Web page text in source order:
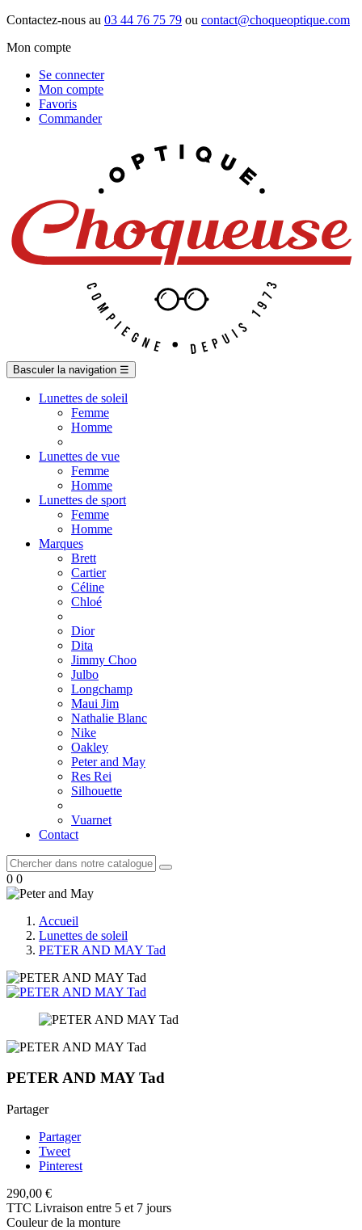
Contactez-nous au 03 44 76 75 79 ou contact@choqueoptique.com
Mon compte
Se connecter
Mon compte
Favoris
Commander
Basculer la navigation ☰
Lunettes de soleil
Femme
Homme
Lunettes de vue
Femme
Homme
Lunettes de sport
Femme
Homme
Marques
Brett
Cartier
Céline
Chloé
Dior
Dita
Jimmy Choo
Julbo
Longchamp
Maui Jim
Nathalie Blanc
Nike
Oakley
Peter and May
Res Rei
Silhouette
Vuarnet
Contact
0 0
Accueil
Lunettes de soleil
PETER AND MAY Tad
PETER AND MAY Tad
Partager
Partager
Tweet
Pinterest
290,00 €
TTC Livraison entre 5 et 7 jours
Couleur de la monture